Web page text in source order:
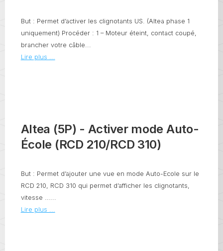
But : Permet d’activer les clignotants US. (Altea phase 1
uniquement) Procéder : 1 – Moteur éteint, contact coupé,
brancher votre câble...
Lire plus ...
Altea (5P) - Activer mode Auto-
École (RCD 210/RCD 310)
But : Permet d’ajouter une vue en mode Auto-Ecole sur le
RCD 210, RCD 310 qui permet d’afficher les clignotants,
vitesse …...
Lire plus ...